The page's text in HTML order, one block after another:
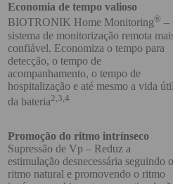
Economia de tempo valioso
BIOTRONIK Home Monitoring® –
sistema de monitorização remota
confiável. Economiza o tempo para
detecção, o tempo de
acompanhamento, o tempo de
hospitalização e até mesmo a vida útil
da bateria2,3,4
Promoção do ritmo intrínseco
Supressão de Vp – Reduz a
estimulação desnecessária seguindo o
ritmo natural e promovendo o ritmo